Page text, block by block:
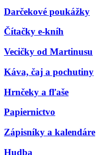
Darčekové poukážky
Čítačky e-kníh
Vecičky od Martinusu
Káva, čaj a pochutiny
Hrnčeky a fľaše
Papiernictvo
Zápisníky a kalendáre
Hudba